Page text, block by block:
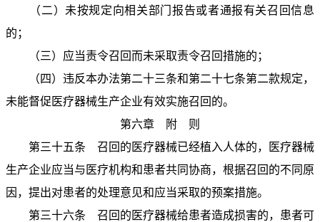
（二）未按规定向相关部门报告或者通报有关召回信息
的；
（三）应当责令召回而未采取责令召回措施的；
（四）违反本办法第二十三条和第二十七条第二款规定，
未能督促医疗器械生产企业有效实施召回的。
第六章 附 则
第三十五条 召回的医疗器械已经植入人体的，医疗器械
生产企业应当与医疗机构和患者共同协商，根据召回的不同原
因，提出对患者的处理意见和应当采取的预案措施。
第三十六条 召回的医疗器械给患者造成损害的，患者可